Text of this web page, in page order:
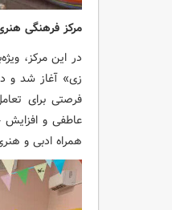
مرکز فرهنگی
در این مرکز،
زی» آغاز شد و
فرصتی برای
عاطفی و افزایش
همراه ادبی و